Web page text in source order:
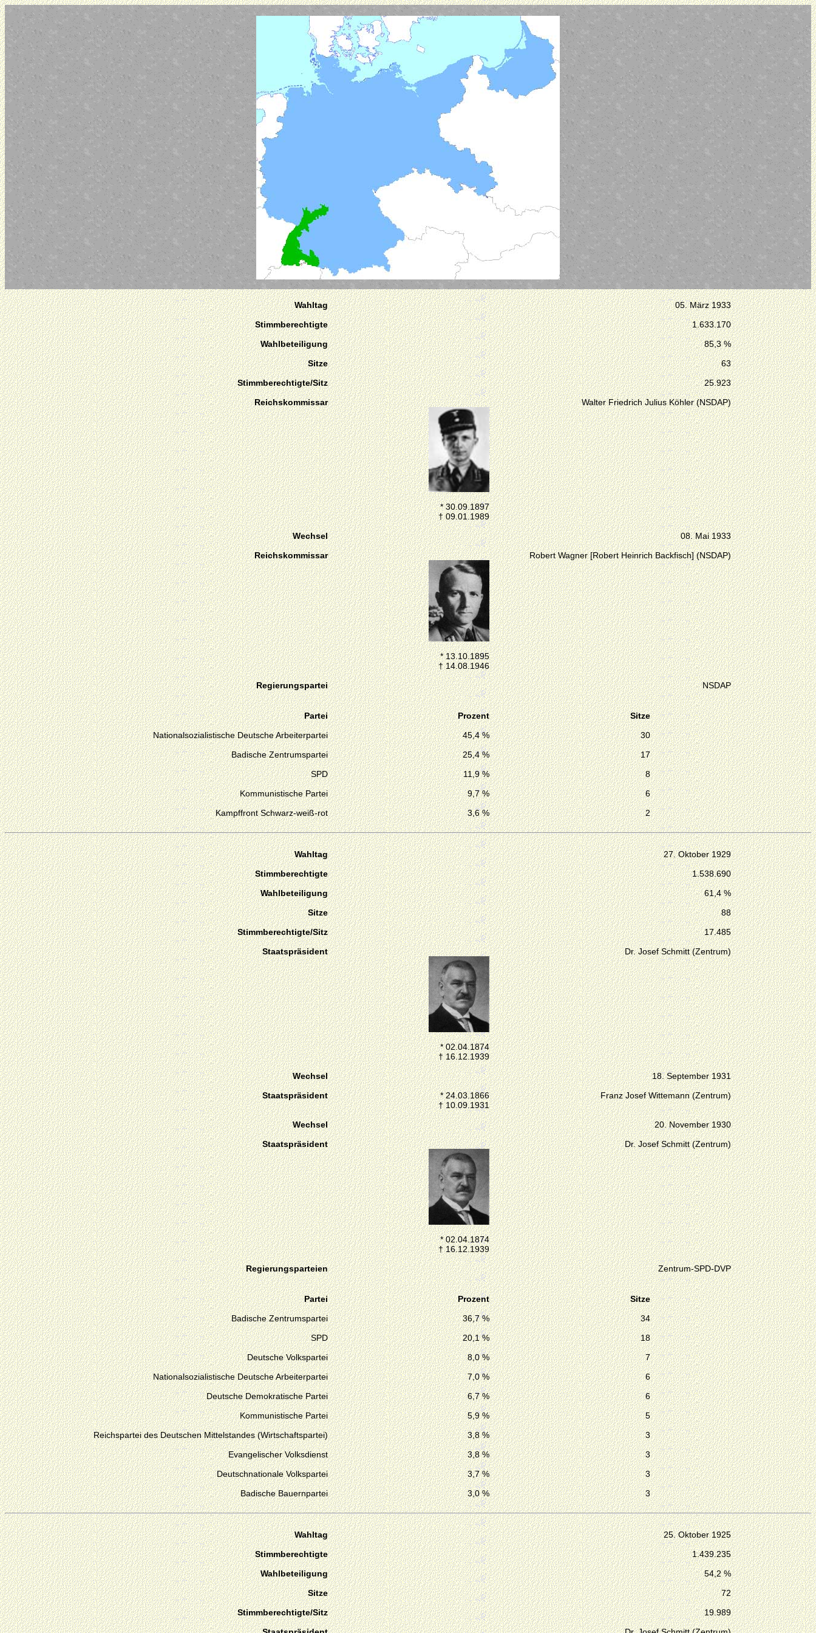
Wahltag
05. März 1933
Stimmberechtigte
1.633.170
Wahlbeteiligung
85,3 %
Sitze
63
Stimmberechtigte/Sitz
25.923
Reichskommissar
* 30.09.1897
† 09.01.1989
Walter Friedrich Julius Köhler (NSDAP)
Wechsel
08. Mai 1933
Reichskommissar
* 13.10.1895
† 14.08.1946
Robert Wagner [Robert Heinrich Backfisch] (NSDAP)
Regierungspartei NSDAP
Partei Prozent
Sitze
Nationalsozialistische Deutsche Arbeiterpartei
45,4 %
30
Badische Zentrumspartei
25,4 %
17
SPD
11,9 %
8
Kommunistische Partei
9,7 %
6
Kampffront Schwarz-weiß-rot
3,6 % 2
Wahltag
27. Oktober 1929
Stimmberechtigte
1.538.690
Wahlbeteiligung
61,4 %
Sitze
88
Stimmberechtigte/Sitz
17.485
Staatspräsident
* 02.04.1874
† 16.12.1939
Dr. Josef Schmitt (Zentrum)
Wechsel
18. September 1931
Staatspräsident
* 24.03.1866
† 10.09.1931
Franz Josef Wittemann (Zentrum)
Wechsel
20. November 1930
Staatspräsident
* 02.04.1874
† 16.12.1939
Dr. Josef Schmitt (Zentrum)
Regierungsparteien Zentrum-SPD-DVP
Partei Prozent
Sitze
Badische Zentrumspartei
36,7 %
34
SPD
20,1 %
18
Deutsche Volkspartei
8,0 %
7
Nationalsozialistische Deutsche Arbeiterpartei
7,0 %
6
Deutsche Demokratische Partei
6,7 %
6
Kommunistische Partei
5,9 %
5
Reichspartei des Deutschen Mittelstandes (Wirtschaftspartei)
3,8 %
3
Evangelischer Volksdienst
3,8 %
3
Deutschnationale Volkspartei
3,7 %
3
Badische Bauernpartei
3,0 % 3
Wahltag
25. Oktober 1925
Stimmberechtigte
1.439.235
Wahlbeteiligung
54,2 %
Sitze
72
Stimmberechtigte/Sitz
19.989